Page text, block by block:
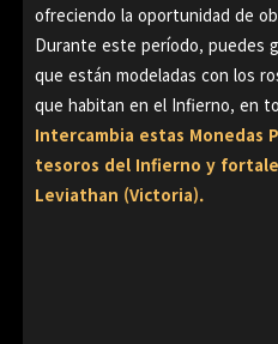
ofreciendo la oportunidad de
Durante este período, puedes
que están modeladas con los
que habitan en el Infierno, en
Intercambia estas Monedas
tesoros del Infierno y
Leviathan (Victoria).